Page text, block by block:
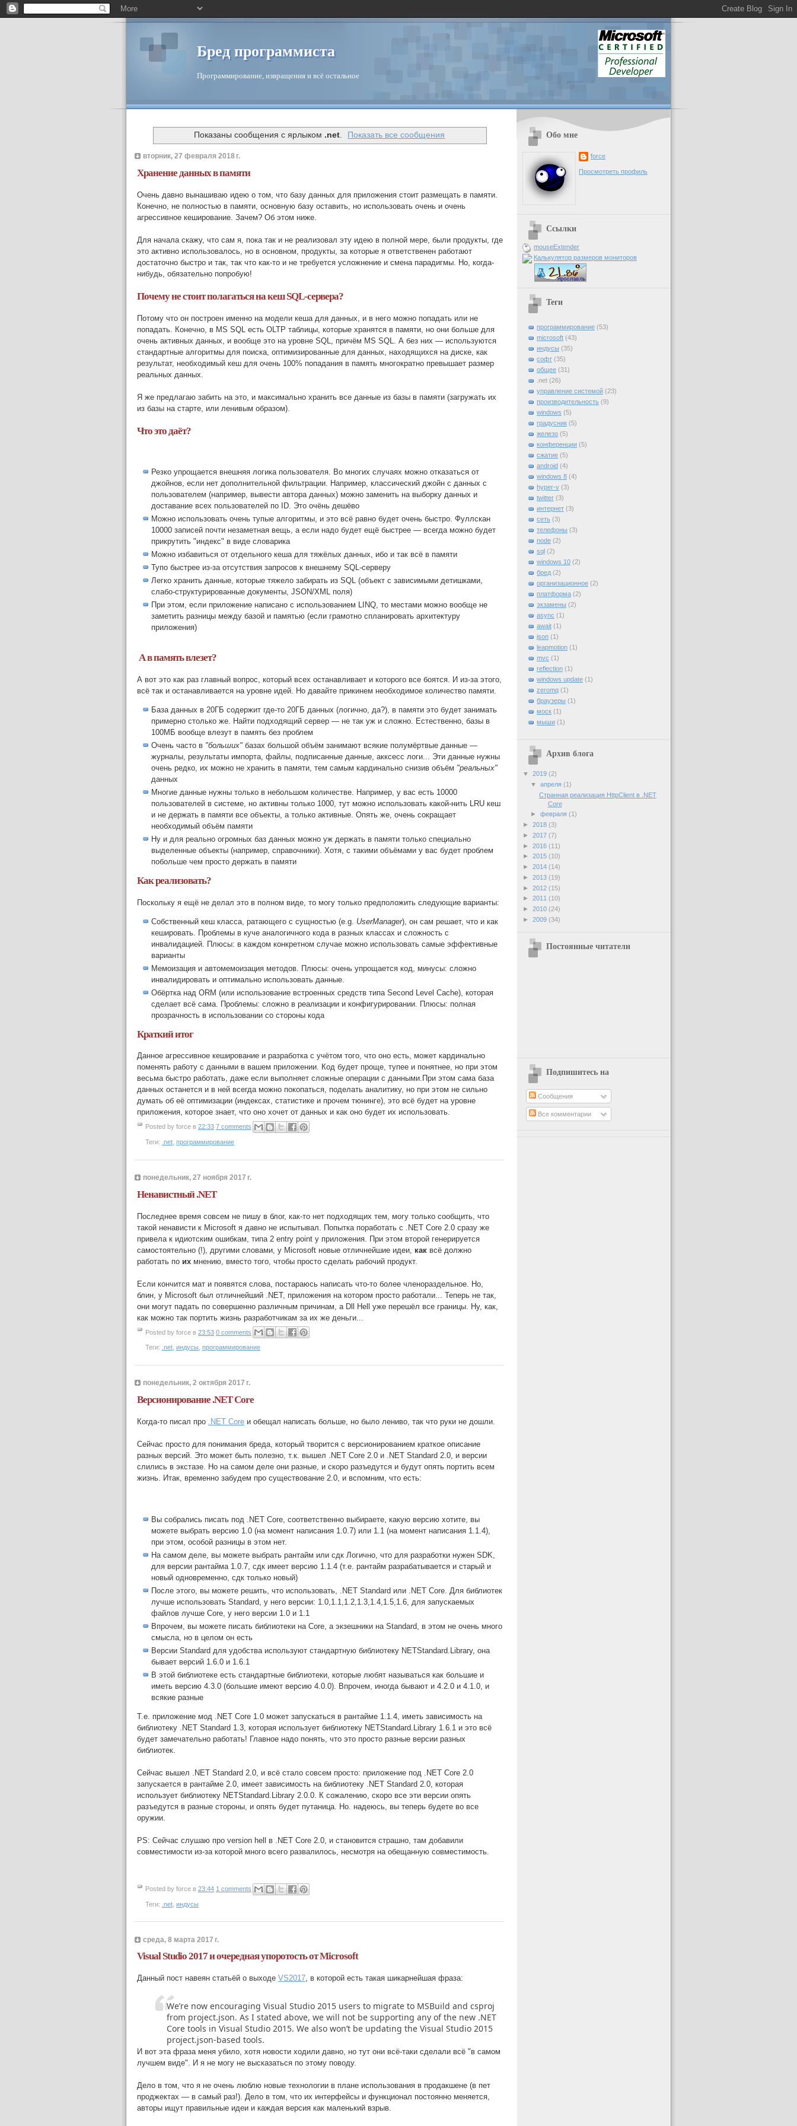
Бред программиста
Программирование, извращения и всё остальное
Показаны сообщения с ярлыком .net. Показать все сообщения
вторник, 27 февраля 2018 г.
Хранение данных в памяти
Очень давно вынашиваю идею о том, что базу данных для приложения стоит размещать в памяти.
Конечно, не полностью в памяти, основную базу оставить, но использовать очень и очень
агрессивное кеширование. Зачем? Об этом ниже.
Для начала скажу, что сам я, пока так и не реализовал эту идею в полной мере, были продукты, где
это активно использовалось, но в основном, продукты, за которые я ответственен работают
достаточно быстро и так, так что как-то и не требуется усложнение и смена парадигмы. Но, когда-
нибудь, обязательно попробую!
Почему не стоит полагаться на кеш SQL-сервера?
Потому что он построен именно на модели кеша для данных, и в него можно попадать или не
попадать. Конечно, в MS SQL есть OLTP таблицы, которые хранятся в памяти, но они больше для
очень активных данных, и вообще это на уровне SQL, причём MS SQL. А без них — используются
стандартные алгоритмы для поиска, оптимизированные для данных, находящихся на диске, как
результат, необходимый кеш для очень 100% попадания в память многократно превышает размер
реальных данных.
Я же предлагаю забить на это, и максимально хранить все данные из базы в памяти (загружать их
из базы на старте, или ленивым образом).
Что это даёт?
Резко упрощается внешняя логика пользователя. Во многих случаях можно отказаться от
джойнов, если нет дополнительной фильтрации. Например, классический джойн с данных с
пользователем (например, вывести автора данных) можно заменить на выборку данных и
доставание всех пользователей по ID. Это очёнь дешёво
Можно использовать очень тупые алгоритмы, и это всё равно будет очень быстро. Фуллскан
10000 записей почти незаметная вещь, а если надо будет ещё быстрее — всегда можно будет
прикрутить "индекс" в виде словарика
Можно избавиться от отдельного кеша для тяжёлых данных, ибо и так всё в памяти
Тупо быстрее из-за отсутствия запросов к внешнему SQL-серверу
Легко хранить данные, которые тяжело забирать из SQL (объект с зависимыми детишками,
слабо-структурированные документы, JSON/XML поля)
При этом, если приложение написано с использованием LINQ, то местами можно вообще не
заметить разницы между базой и памятью (если грамотно спланировать архитектуру
приложения)
А в память влезет?
А вот это как раз главный вопрос, который всех останавливает и которого все боятся. И из-за этого,
всё так и останавливается на уровне идей. Но давайте прикинем необходимое количество памяти.
База данных в 20ГБ содержит где-то 20ГБ данных (логично, да?), в памяти это будет занимать
примерно столько же. Найти подходящий сервер — не так уж и сложно. Естественно, базы в
100МБ вообще влезут в память без проблем
Очень часто в "больших" базах большой объём занимают всякие полумёртвые данные —
журналы, результаты импорта, файлы, подписанные данные, акксесс логи... Эти данные нужны
очень редко, их можно не хранить в памяти, тем самым кардинально снизив объём "реальных"
данных
Многие данные нужны только в небольшом количестве. Например, у вас есть 10000
пользователей в системе, но активны только 1000, тут можно использовать какой-нить LRU кеш
и не держать в памяти все объекты, а только активные. Опять же, очень сокращает
необходимый объём памяти
Ну и для реально огромных баз данных можно уж держать в памяти только специально
выделенные объекты (например, справочники). Хотя, с такими объёмами у вас будет проблем
побольше чем просто держать в памяти
Как реализовать?
Поскольку я ещё не делал это в полном виде, то могу только предположить следующие варианты:
Собственный кеш класса, ратающего с сущностью (e.g. UserManager), он сам решает, что и как
кешировать. Проблемы в куче аналогичного кода в разных классах и сложность с
инвалидацией. Плюсы: в каждом конкретном случае можно использовать самые эффективные
варианты
Мемоизация и автомемоизация методов. Плюсы: очень упрощается код, минусы: сложно
инвалидировать и оптимально использовать данные.
Обёртка над ORM (или использование встроенных средств типа Second Level Cache), которая
сделает всё сама. Проблемы: сложно в реализации и конфигурировании. Плюсы: полная
прозрачность в использовании со стороны кода
Краткий итог
Данное агрессивное кеширование и разработка с учётом того, что оно есть, может кардинально
поменять работу с данными в вашем приложении. Код будет проще, тупее и понятнее, но при этом
весьма быстро работать, даже если выполняет сложные операции с данными.При этом сама база
данных останется и в ней всегда можно покопаться, поделать аналитику, но при этом не сильно
думать об её оптимизации (индексах, статистике и прочем тюнинге), это всё будет на уровне
приложения, которое знает, что оно хочет от данных и как оно будет их использовать.
Posted by force в 22:33 7 comments
Теги: .net программирование
понедельник, 27 ноября 2017 г.
Ненавистный .NET
Последнее время совсем не пишу в блог, как-то нет подходящих тем, могу только сообщить, что
такой ненависти к Microsoft я давно не испытывал. Попытка поработать с .NET Core 2.0 сразу же
привела к идиотским ошибкам, типа 2 entry point у приложения. При этом второй генерируется
самостоятельно (!), другими словами, у Microsoft новые отличнейшие идеи, как всё должно
работать по их мнению, вместо того, чтобы просто сделать рабочий продукт.
Если кончится мат и появятся слова, постараюсь написать что-то более членораздельное. Но,
блин, у Microsoft был отличнейший .NET, приложения на котором просто работали... Теперь не так,
они могут падать по совершенно различным причинам, а Dll Hell уже перешёл все границы. Ну, как,
как можно так портить жизнь разработчикам за их же деньги...
Posted by force в 23:53 0 comments
Теги: .net, индусы, программирование
понедельник, 2 октября 2017 г.
Версионирование .NET Core
Когда-то писал про .NET Core и обещал написать больше, но было лениво, так что руки не дошли.
Сейчас просто для понимания бреда, который творится с версионированием краткое описание
разных версий. Это может быть полезно, т.к. вышел .NET Core 2.0 и .NET Standard 2.0, и версии
слились в экстазе. Но на самом деле они разные, и скоро разъедутся и будут опять портить всем
жизнь. Итак, временно забудем про существование 2.0, и вспомним, что есть:
Вы собрались писать под .NET Core, соответственно выбираете, какую версию хотите, вы
можете выбрать версию 1.0 (на момент написания 1.0.7) или 1.1 (на момент написания 1.1.4),
при этом, особой разницы в этом нет.
На самом деле, вы можете выбрать рантайм или сдк Логично, что для разработки нужен SDK,
для версии рантайма 1.0.7, сдк имеет версию 1.1.4 (т.е. рантайм разрабатывается и старый и
новый одновременно, сдк только новый)
После этого, вы можете решить, что использовать, .NET Standard или .NET Core. Для библиотек
лучше использовать Standard, у него версии: 1.0,1.1,1.2,1.3,1.4,1.5,1.6, для запускаемых
файлов лучше Core, у него версии 1.0 и 1.1
Впрочем, вы можете писать библиотеки на Core, а экзешники на Standard, в этом не очень много
смысла, но в целом он есть
Версии Standard для удобства используют стандартную библиотеку NETStandard.Library, она
бывает версий 1.6.0 и 1.6.1
В этой библиотеке есть стандартные библиотеки, которые любят называться как большие и
иметь версию 4.3.0 (большие имеют версию 4.0.0). Впрочем, иногда бывают и 4.2.0 и 4.1.0, и
всякие разные
Т.е. приложение мод .NET Core 1.0 может запускаться в рантайме 1.1.4, иметь зависимость на
библиотеку .NET Standard 1.3, которая использует библиотеку NETStandard.Library 1.6.1 и это всё
будет замечательно работать! Главное надо понять, что это просто разные версии разных
библиотек.
Сейчас вышел .NET Standard 2.0, и всё стало совсем просто: приложение под .NET Core 2.0
запускается в рантайме 2.0, имеет зависимость на библиотеку .NET Standard 2.0, которая
использует библиотеку NETStandard.Library 2.0.0. К сожалению, скоро все эти версии опять
разъедутся в разные стороны, и опять будет путаница. Но. надеюсь, вы теперь будете во все
оружии.
PS: Сейчас слушаю про version hell в .NET Core 2.0, и становится страшно, там добавили
совместимости из-за которой много всего развалилось, несмотря на обещанную совместимость.
Posted by force в 23:44 1 comments
Теги: .net индусы
среда, 8 марта 2017 г.
Visual Studio 2017 и очередная упоротость от Microsoft
Данный пост навеян статьёй о выходе VS2017, в которой есть такая шикарнейшая фраза:
We’re now encouraging Visual Studio 2015 users to migrate to MSBuild and csproj
from project.json. As I stated above, we will not be supporting any of the new .NET
Core tools in Visual Studio 2015. We also won’t be updating the Visual Studio 2015
project.json-based tools.
И вот эта фраза меня убило, хотя новости ходили давно, но тут они всё-таки сделали всё "в самом
лучшем виде". И я не могу не высказаться по этому поводу.
Дело в том, что я не очень люблю новые технологии в плане использования в продакшене (в пет
проджектах — в самый раз!). Дело в том, что их интерфейсы и функционал постоянно меняется,
авторы ищут правильные идеи и каждая версия как маленький взрыв.
Обо мне
force
Просмотреть профиль
Ссылки
mouseExtender
Калькулятор размеров мониторов
Теги
программирование (53)
microsoft (43)
индусы (35)
софт (35)
общее (31)
.net (26)
управление системой (23)
производительность (9)
windows (5)
градусник (5)
железо (5)
конференции (5)
сжатие (5)
android (4)
windows 8 (4)
hyper-v (3)
twitter (3)
интернет (3)
сеть (3)
телефоны (3)
node (2)
sql (2)
windows 10 (2)
бред (2)
организационное (2)
платформа (2)
экзамены (2)
async (1)
await (1)
json (1)
leapmotion (1)
mvc (1)
reflection (1)
windows update (1)
zeromq (1)
браузеры (1)
моск (1)
мыши (1)
Архив блога
▼ 2019 (2)
▼апреля(1)
Странная реализация HttpClient в .NET
Core
►февраля(1)
► 2018 (3)
► 2017 (7)
► 2016 (11)
► 2015 (10)
► 2014 (14)
► 2013 (19)
► 2012 (15)
► 2011 (10)
► 2010 (24)
► 2009 (34)
Постоянные читатели
Подпишитесь на
Сообщения
Все комментарии